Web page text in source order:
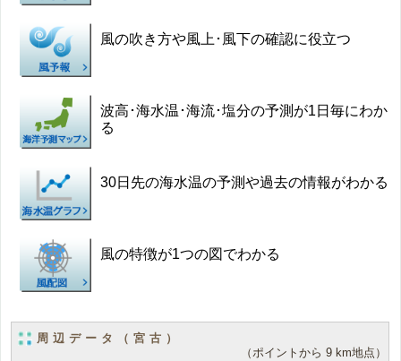
風の吹き方や風上･風下の確認に役立つ
波高･海水温･海流･塩分の予測が1日毎にわか
る
30日先の海水温の予測や過去の情報がわかる
風の特徴が1つの図でわかる
周辺データ（宮古）
（ポイントから 9 km地点）